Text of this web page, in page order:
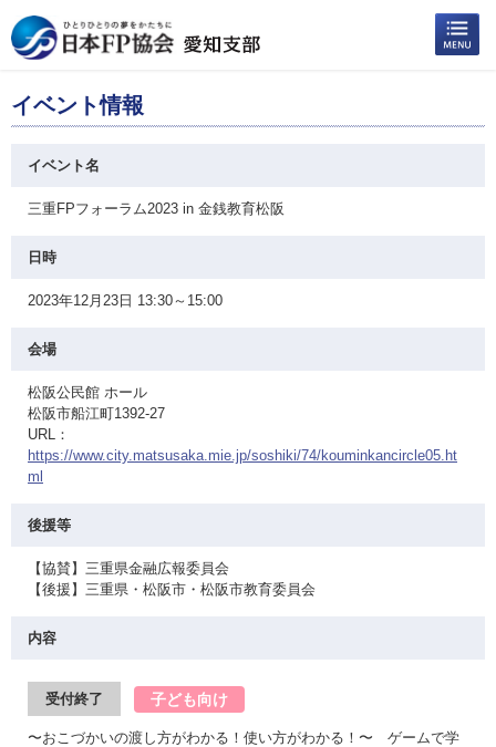
イベント情報
イベント名
三重FPフォーラム2023 in 金銭教育松阪
日時
2023年12月23日 13:30～15:00
会場
松阪公民館 ホール
松阪市船江町1392-27
URL：
https://www.city.matsusaka.mie.jp/soshiki/74/kouminkancircle05.ht
ml
後援等
【協賛】三重県金融広報委員会
【後援】三重県・松阪市・松阪市教育委員会
内容
受付終了 子ども向け
〜おこづかいの渡し方がわかる！使い方がわかる！〜 ゲームで学